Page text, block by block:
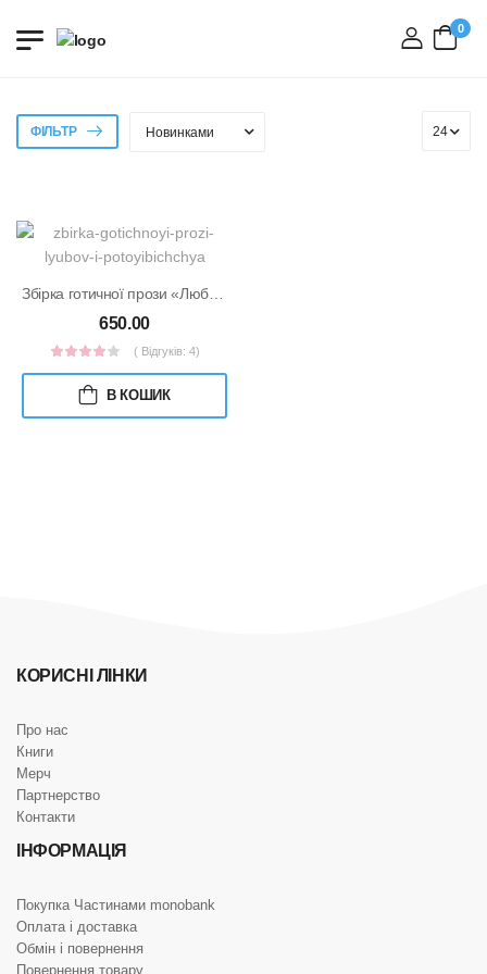
вхід
0
ФІЛЬТР
Збірка готичної прози «Любов і потойбіччя»
650.00
( Відгуків: 4)
В КОШИК
КОРИСНІ ЛІНКИ
Про нас
Книги
Мерч
Партнерство
Контакти
ІНФОРМАЦІЯ
Покупка Частинами monobank
Оплата і доставка
Обмін і повернення
Повернення товару